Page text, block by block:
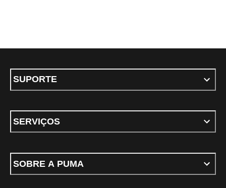
SUPORTE
SERVIÇOS
SOBRE A PUMA